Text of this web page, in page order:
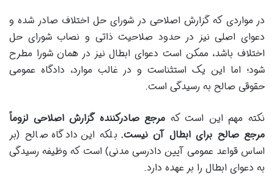
در مواردی که گزارش اصلاحی در شورای حل اختلاف صادر شده و
دعوای اصلی نیز در حدود صلاحیت ذاتی و نصاب شورای حل
اختلاف باشد، ممکن است دعوای ابطال نیز در همان شورا مطرح
شود؛ اما این یک استثناست و در غالب موارد، دادگاه عمومی
حقوقی صالح به رسیدگی است.
نکته مهم این است که مرجع صادرکننده گزارش اصلاحی لزوماً
مرجع صالح برای ابطال آن نیست. بلکه این دادگاه صالح (بر
اساس قواعد عمومی آیین دادرسی مدنی) است که وظیفه رسیدگی
به دعوای ابطال را بر عهده دارد.